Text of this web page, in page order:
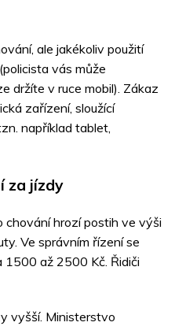
ale jakékoliv použití
vás může
držíte v ruce mobil). Zákaz
zařízení, sloužící
například tablet,
za jízdy
hrozí postih ve výši
Ve správním řízení se
až 2500 Kč. Řidiči
vyšší. Ministerstvo